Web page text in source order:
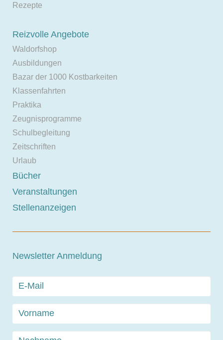
Rezepte
Reizvolle Angebote
Waldorfshop
Ausbildungen
Bazar der 1000 Kostbarkeiten
Klassenfahrten
Praktika
Zeugnisprogramme
Schulbegleitung
Zeitschriften
Urlaub
Bücher
Veranstaltungen
Stellenanzeigen
Newsletter Anmeldung